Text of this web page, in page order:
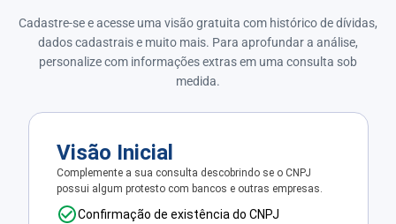
Cadastre-se e acesse uma visão gratuita com histórico de dívidas,
dados cadastrais e muito mais. Para aprofundar a análise,
personalize com informações extras em uma consulta sob
medida.
Visão Inicial
Complemente a sua consulta descobrindo se o CNPJ
possui algum protesto com bancos e outras empresas.
Confirmação de existência do CNPJ